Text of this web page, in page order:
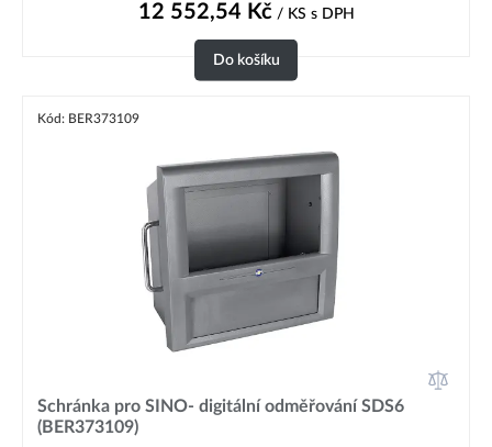
12 552,54 Kč/ KS s DPH
Do košíku
Kód: BER373109
Schránka pro SINO- digitální odměřování SDS6
(BER373109)